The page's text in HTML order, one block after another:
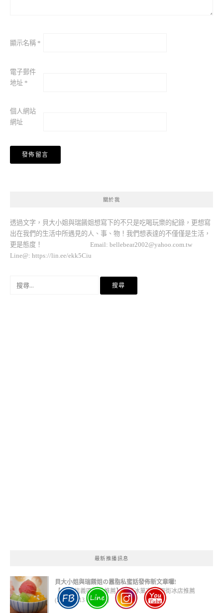
顯示名稱 *
電子郵件
地址 *
個人網站
網址
關於我
透過文字，貝大小姐與瑞餚姐想寫下的不只是吃喝玩樂的紀錄，更想寫
出在我們的生活中所遇見的人、事、物！我們想表達的不僅僅是生活，
更是態度！ Email: bellebear2002@yahoo.com.tw
Line@: https://lin.ee/ekk5Ciu
最新推播訊息
貝大小姐與瑞餚姐の囂脂私蜜話發佈新文章囉!
【台北 信義區甜點推薦】友誼冰菓室 吳興街冰店推薦
(2020-09-13 01:32:52)